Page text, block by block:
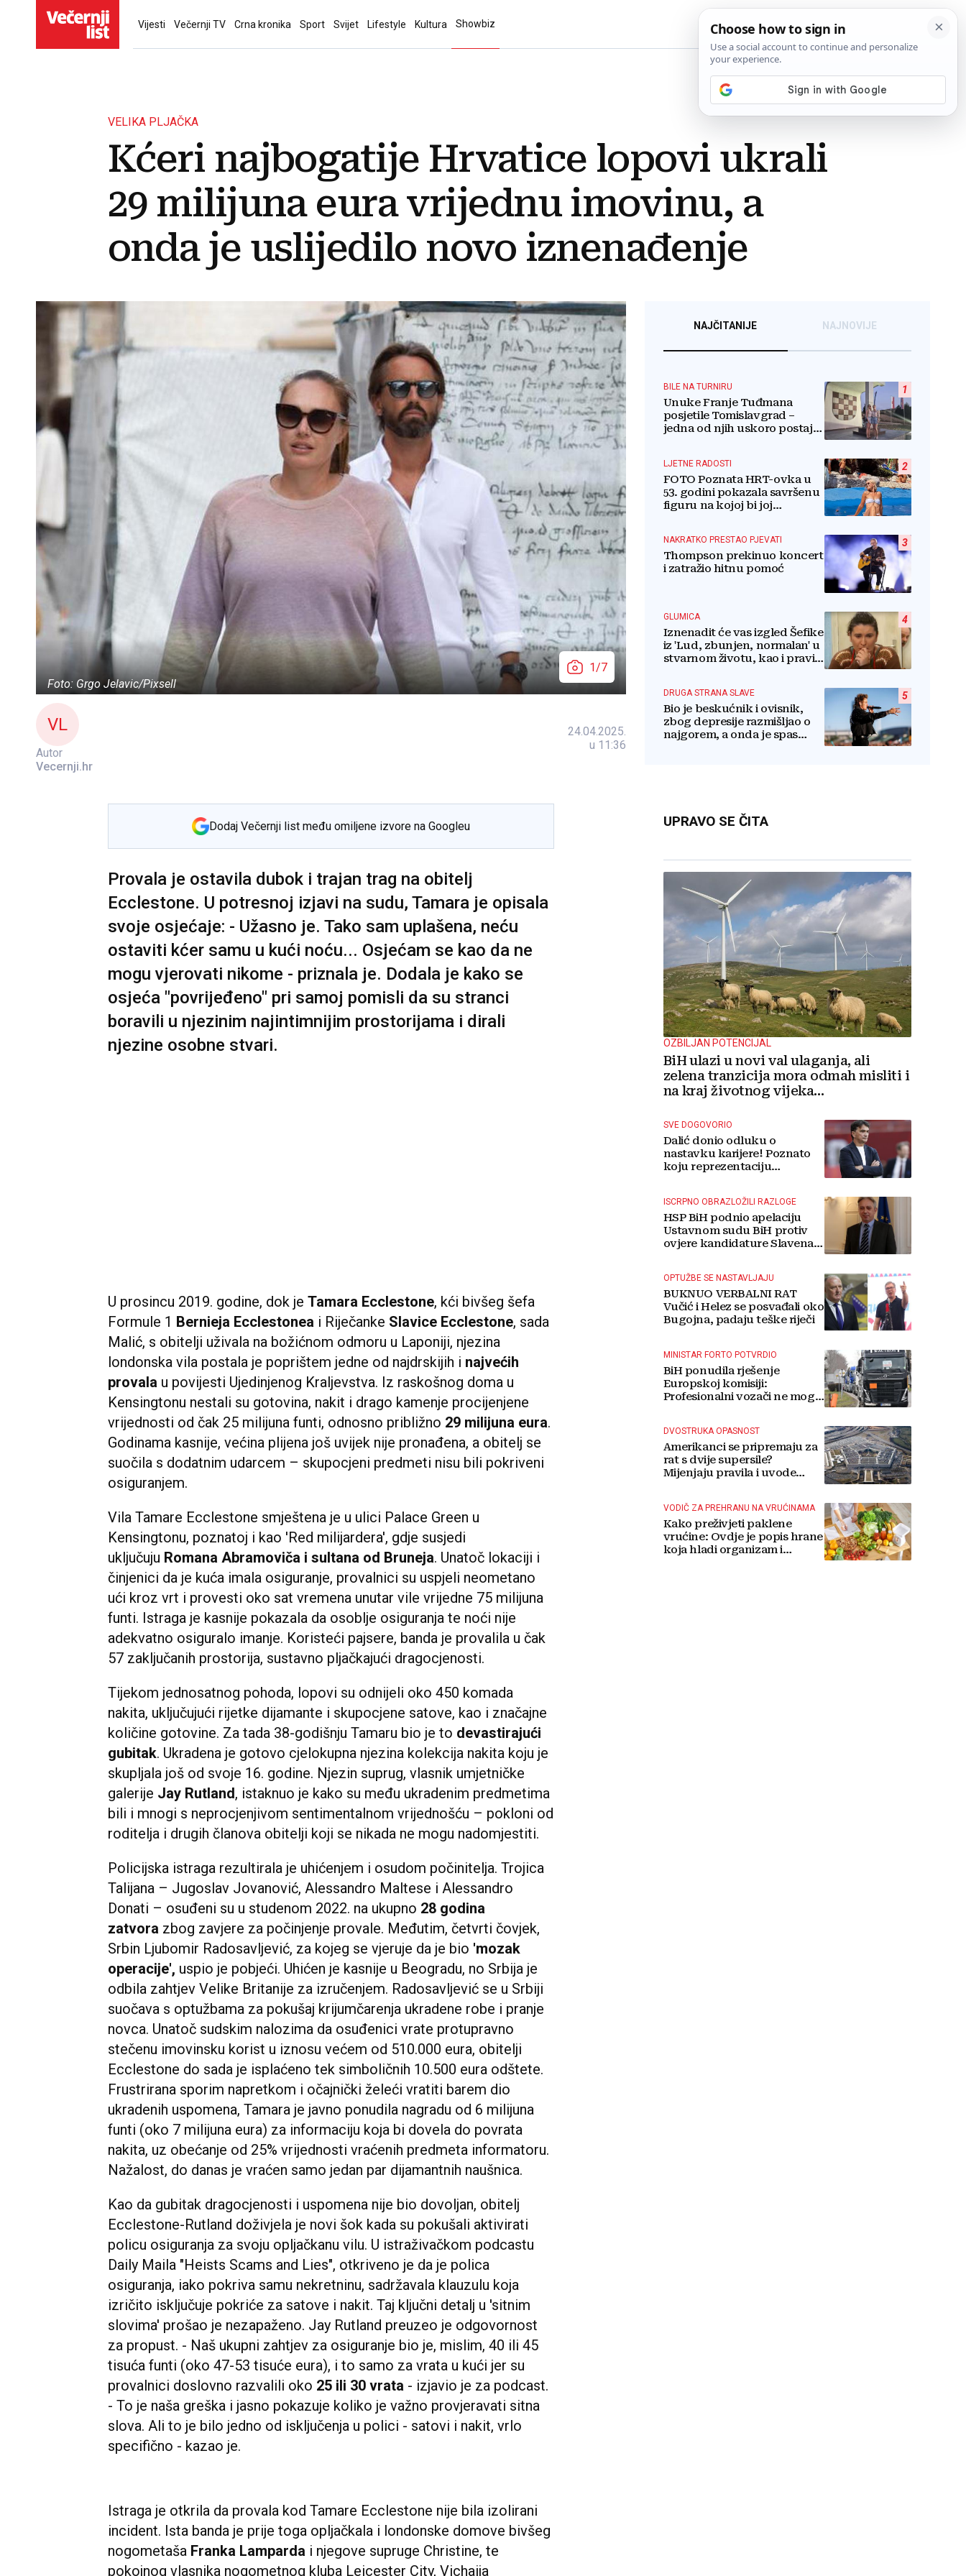
Vijesti Večernji TV Crna kronika Sport Svijet Lifestyle Kultura Showbiz
VELIKA PLJAČKA
Kćeri najbogatije Hrvatice lopovi ukrali
29 milijuna eura vrijednu imovinu, a
onda je uslijedilo novo iznenađenje
Foto: Grgo Jelavic/Pixsell
1/7
VL
Autor
Vecernji.hr
24.04.2025.
u 11:36
Dodaj Večernji list među omiljene izvore na Googleu
Provala je ostavila dubok i trajan trag na obitelj
Ecclestone. U potresnoj izjavi na sudu, Tamara je opisala
svoje osjećaje: - Užasno je. Tako sam uplašena, neću
ostaviti kćer samu u kući noću... Osjećam se kao da ne
mogu vjerovati nikome - priznala je. Dodala je kako se
osjeća "povrijeđeno" pri samoj pomisli da su stranci
boravili u njezinim najintimnijim prostorijama i dirali
njezine osobne stvari.
U prosincu 2019. godine, dok je Tamara Ecclestone, kći bivšeg šefa
Formule 1 Bernieja Ecclestonea i Riječanke Slavice Ecclestone, sada
Malić, s obitelji uživala na božićnom odmoru u Laponiji, njezina
londonska vila postala je poprištem jedne od najdrskijih i najvećih
provala u povijesti Ujedinjenog Kraljevstva. Iz raskošnog doma u
Kensingtonu nestali su gotovina, nakit i drago kamenje procijenjene
vrijednosti od čak 25 milijuna funti, odnosno približno 29 milijuna eura.
Godinama kasnije, većina plijena još uvijek nije pronađena, a obitelj se
suočila s dodatnim udarcem – skupocjeni predmeti nisu bili pokriveni
osiguranjem.
Vila Tamare Ecclestone smještena je u ulici Palace Green u
Kensingtonu, poznatoj i kao 'Red milijardera', gdje susjedi
uključuju Romana Abramoviča i sultana od Bruneja. Unatoč lokaciji i
činjenici da je kuća imala osiguranje, provalnici su uspjeli neometano
ući kroz vrt i provesti oko sat vremena unutar vile vrijedne 75 milijuna
funti. Istraga je kasnije pokazala da osoblje osiguranja te noći nije
adekvatno osiguralo imanje. Koristeći pajsere, banda je provalila u čak
57 zaključanih prostorija, sustavno pljačkajući dragocjenosti.
Tijekom jednosatnog pohoda, lopovi su odnijeli oko 450 komada
nakita, uključujući rijetke dijamante i skupocjene satove, kao i značajne
količine gotovine. Za tada 38-godišnju Tamaru bio je to devastirajući
gubitak. Ukradena je gotovo cjelokupna njezina kolekcija nakita koju je
skupljala još od svoje 16. godine. Njezin suprug, vlasnik umjetničke
galerije Jay Rutland, istaknuo je kako su među ukradenim predmetima
bili i mnogi s neprocjenjivom sentimentalnom vrijednošću – pokloni od
roditelja i drugih članova obitelji koji se nikada ne mogu nadomjestiti.
Policijska istraga rezultirala je uhićenjem i osudom počinitelja. Trojica
Talijana – Jugoslav Jovanović, Alessandro Maltese i Alessandro
Donati – osuđeni su u studenom 2022. na ukupno 28 godina
zatvora zbog zavjere za počinjenje provale. Međutim, četvrti čovjek,
Srbin Ljubomir Radosavljević, za kojeg se vjeruje da je bio 'mozak
operacije', uspio je pobjeći. Uhićen je kasnije u Beogradu, no Srbija je
odbila zahtjev Velike Britanije za izručenjem. Radosavljević se u Srbiji
suočava s optužbama za pokušaj krijumčarenja ukradene robe i pranje
novca. Unatoč sudskim nalozima da osuđenici vrate protupravno
stečenu imovinsku korist u iznosu većem od 510.000 eura, obitelji
Ecclestone do sada je isplaćeno tek simboličnih 10.500 eura odštete.
Frustrirana sporim napretkom i očajnički želeći vratiti barem dio
ukradenih uspomena, Tamara je javno ponudila nagradu od 6 milijuna
funti (oko 7 milijuna eura) za informaciju koja bi dovela do povrata
nakita, uz obećanje od 25% vrijednosti vraćenih predmeta informatoru.
Nažalost, do danas je vraćen samo jedan par dijamantnih naušnica.
Kao da gubitak dragocjenosti i uspomena nije bio dovoljan, obitelj
Ecclestone-Rutland doživjela je novi šok kada su pokušali aktivirati
policu osiguranja za svoju opljačkanu vilu. U istraživačkom podcastu
Daily Maila "Heists Scams and Lies", otkriveno je da je polica
osiguranja, iako pokriva samu nekretninu, sadržavala klauzulu koja
izričito isključuje pokriće za satove i nakit. Taj ključni detalj u 'sitnim
slovima' prošao je nezapaženo. Jay Rutland preuzeo je odgovornost
za propust. - Naš ukupni zahtjev za osiguranje bio je, mislim, 40 ili 45
tisuća funti (oko 47-53 tisuće eura), i to samo za vrata u kući jer su
provalnici doslovno razvalili oko 25 ili 30 vrata - izjavio je za podcast.
- To je naša greška i jasno pokazuje koliko je važno provjeravati sitna
slova. Ali to je bilo jedno od isključenja u polici - satovi i nakit, vrlo
specifično - kazao je.
Istraga je otkrila da provala kod Tamare Ecclestone nije bila izolirani
incident. Ista banda je prije toga opljačkala i londonske domove bivšeg
nogometaša Franka Lamparda i njegove supruge Christine, te
pokojnog vlasnika nogometnog kluba Leicester City, Vichaija
NAJČITANIJE NAJNOVIJE
1
BILE NA TURNIRU
Unuke Franje Tuđmana
posjetile Tomislavgrad –
jedna od njih uskoro postaje
2
LJETNE RADOSTI
FOTO Poznata HRT-ovka u
53. godini pokazala savršenu
figuru na kojoj bi joj
3
NAKRATKO PRESTAO PJEVATI
Thompson prekinuo koncert
i zatražio hitnu pomoć
4
GLUMICA
Iznenadit će vas izgled Šefike
iz 'Lud, zbunjen, normalan' u
stvarnom životu, kao i pravi
5
DRUGA STRANA SLAVE
Bio je beskućnik i ovisnik,
zbog depresije razmišljao o
najgorem, a onda je spas
UPRAVO SE ČITA
OZBILJAN POTENCIJAL
BiH ulazi u novi val ulaganja, ali
zelena tranzicija mora odmah misliti i
na kraj životnog vijeka
SVE DOGOVORIO
Dalić donio odluku o
nastavku karijere! Poznato
koju reprezentaciju
ISCRPNO OBRAZLOŽILI RAZLOGE
HSP BiH podnio apelaciju
Ustavnom sudu BiH protiv
ovjere kandidature Slavena
OPTUŽBE SE NASTAVLJAJU
BUKNUO VERBALNI RAT
Vučić i Helez se posvađali oko
Bugojna, padaju teške riječi
MINISTAR FORTO POTVRDIO
BiH ponudila rješenje
Europskoj komisiji:
Profesionalni vozači ne mogu
DVOSTRUKA OPASNOST
Amerikanci se pripremaju za
rat s dvije supersile?
Mijenjaju pravila i uvode
VODIČ ZA PREHRANU NA VRUĆINAMA
Kako preživjeti paklene
vrućine: Ovdje je popis hrane
koja hladi organizam i